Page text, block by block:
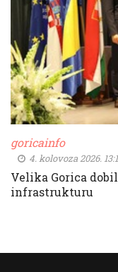
goricainfo
4. kolovoza 2026.
Velika Gorica
infrastrukturu